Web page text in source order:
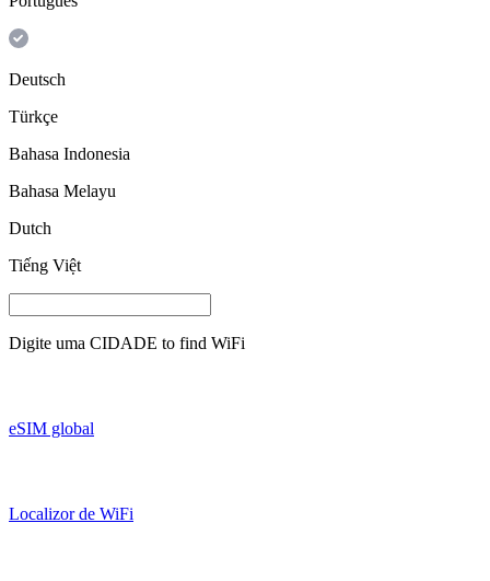
Deutsch
Türkçe
Bahasa Indonesia
Bahasa Melayu
Dutch
Tiếng Việt
Digite uma CIDADE to find WiFi
eSIM global
Localizor de WiFi